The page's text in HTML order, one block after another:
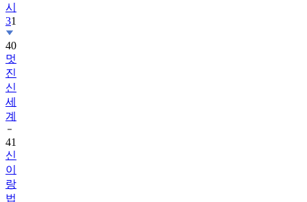
시
31
40
멋
진
신
세
계
41
신
이
랑
법